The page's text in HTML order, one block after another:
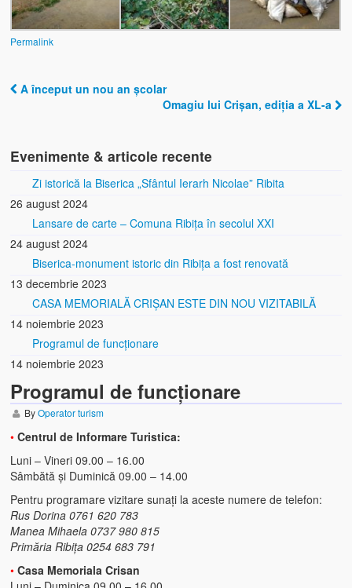
Ultimul meşter de fluiere din Zarand
Informații despre comuna Ribița
Telefoane şi Adrese Utile
Contact
Permalink
Post navigation
A început un nou an școlar
Omagiu lui Crișan, ediția a XL-a
Evenimente & articole recente
Zi istorică la Biserica „Sfântul Ierarh Nicolae” Ribita
26 august 2024
Lansare de carte – Comuna Ribița în secolul XXI
24 august 2024
Biserica-monument istoric din Ribița a fost renovată
13 decembrie 2023
CASA MEMORIALĂ CRIȘAN ESTE DIN NOU VIZITABILĂ
14 noiembrie 2023
Programul de funcționare
14 noiembrie 2023
Programul de funcționare
ByOperator turism
•Centrul de Informare Turistica:
Luni – Vineri 09.00 – 16.00
Sâmbătă și Duminică 09.00 – 14.00
Pentru programare vizitare sunați la aceste numere de telefon:
Rus Dorina 0761 620 783
Manea Mihaela 0737 980 815
Primăria Ribița 0254 683 791
•Casa Memoriala Crisan